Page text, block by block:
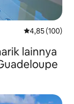
Nilai rata-rata
4,85 (100)
lainnya